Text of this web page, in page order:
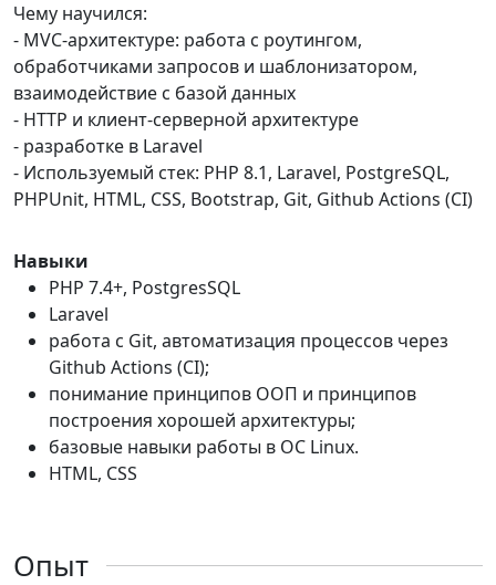
Чему научился:
- MVC-архитектуре: работа с роутингом,
обработчиками запросов и шаблонизатором,
взаимодействие с базой данных
- HTTP и клиент-серверной архитектуре
- разработке в Laravel
- Используемый стек: PHP 8.1, Laravel, PostgreSQL,
PHPUnit, HTML, CSS, Bootstrap, Git, Github Actions (CI)
Навыки
PHP 7.4+, PostgresSQL
Laravel
работа с Git, автоматизация процессов через
Github Actions (CI);
понимание принципов ООП и принципов
построения хорошей архитектуры;
базовые навыки работы в ОС Linux.
HTML, CSS
Опыт